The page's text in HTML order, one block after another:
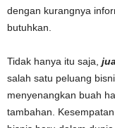
dengan kurangnya
butuhkan.
Tidak hanya itu saja,
salah satu peluang
menyenangkan buah
tambahan.